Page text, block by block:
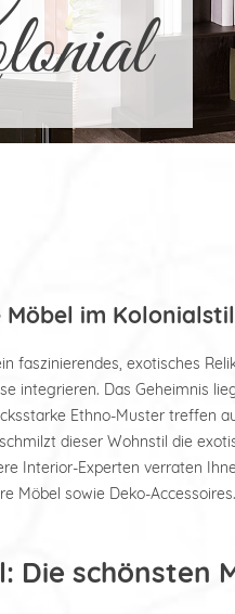
Möbel im
faszinierendes, exotisches
integrieren. Das Geheimnis
Ethno-Muster treffen
dieser Wohnstil die
Interior-Experten verraten
Möbel sowie Deko-
Die schönsten